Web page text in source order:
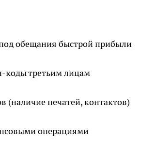
обещания быстрой прибыли
коды третьим лицам
(наличие печатей, контактов)
операциями